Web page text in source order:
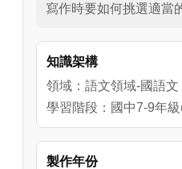
寫作時要如何挑選適當
知識架構
領域：語文領域-國語文
學習階段：國中7-9年
製作年份